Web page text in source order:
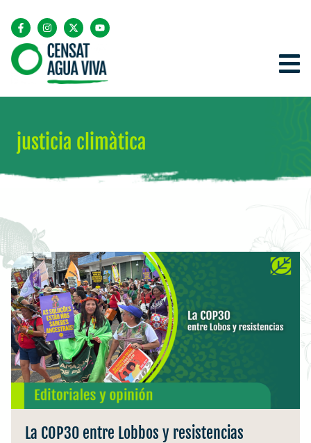
justicia climàtica
La COP30 entre Lobbos y resistencias